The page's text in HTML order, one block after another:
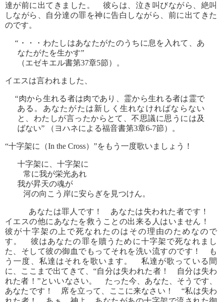
達が前に出てきました。 彼らは、泣き叫びながら、絶叫
しながら、自分達の罪を神に告白しながら、前に出てきた
のです。
“・・・わたしはあなたがたのうちに息を入れて、あ
なたがたを生かす”
（エゼキエル書第37章5節）。
イエスは言われました、
“肉から生れる者は肉であり、霊から生れる者は霊で
ある。あなたがたは新しく生れなければならない
と、わたしが言ったからとて、不思議に思うには及
ばない” （ヨハネによる福音書第3章6-7節）。
“十字架に（In the Cross）”をもう一度歌いましょう！
十字架に、十字架に
常に我が栄光あれ
我が昇天の魂が
河の向こう岸に安らぎを見つけん。
あなたは罪人です！ あなたは失われた者です！
イエスの他にあなたを救うことの出来る人はいません！
彼が十字架の上で死なれたのはその理由のためなので
す。 彼はあなたの罪を贖うために十字架で死なれまし
た、そして彼の御血でもってそれを洗い流すのです！ も
う一度、私達はそれを歌います。 私達が歌っている間
に、ここまで出てきて、“自分は失われた者！ 自分は失わ
れた者！”といいなさい。 たった今、あなた、そうです、
あなたです！ 席を立って、ここに来なさい！ “私は失わ